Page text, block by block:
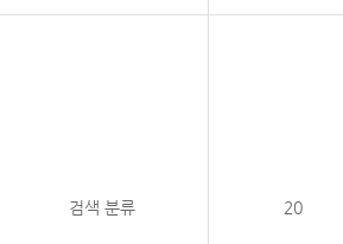
검색 분류 20